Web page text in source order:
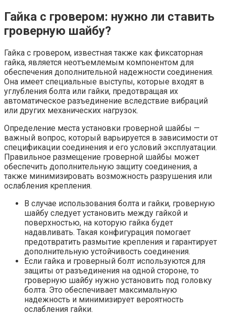
Гайка с гровером: нужно ли ставить
гроверную шайбу?
Гайка с гровером, известная также как фиксаторная
гайка, является неотъемлемым компонентом для
обеспечения дополнительной надежности соединения.
Она имеет специальные выступы, которые входят в
углубления болта или гайки, предотвращая их
автоматическое разъединение вследствие вибраций
или других механических нагрузок.
Определение места установки гроверной шайбы —
важный вопрос, который варьируется в зависимости от
спецификации соединения и его условий эксплуатации.
Правильное размещение гроверной шайбы может
обеспечить дополнительную защиту соединения, а
также минимизировать возможность разрушения или
ослабления крепления.
В случае использования болта и гайки, гроверную
шайбу следует установить между гайкой и
поверхностью, на которую гайка будет
надавливать. Такая конфигурация помогает
предотвратить размытие крепления и гарантирует
дополнительную устойчивость соединения.
Если гайка и гроверный болт используются для
защиты от разъединения на одной стороне, то
гроверную шайбу нужно установить под головку
болта. Это обеспечивает максимальную
надежность и минимизирует вероятность
ослабления гайки.